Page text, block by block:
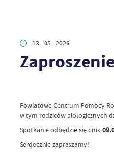
13 - 05 - 2026
Zaproszenie
Powiatowe Centrum Pomocy
w tym rodziców biologicznych
Spotkanie odbędzie się dnia
Serdecznie zapraszamy!